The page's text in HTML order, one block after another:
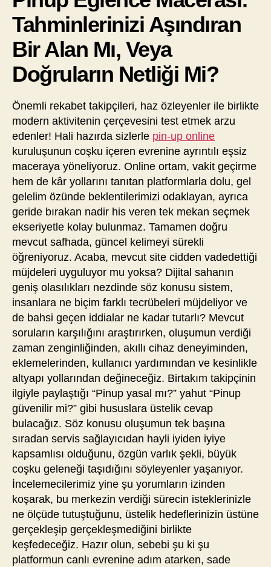
Aşındıran
Alan
Mı,
Veya
Doğruların
Netliği
へ
の
Tahminlerinizi Aşındıran
Bir Alan Mı, Veya
Doğruların Netliği Mi?
Önemli rekabet takipçileri, haz özleyenler ile birlikte
modern aktivitenin çerçevesini test etmek arzu
edenler! Hali hazırda sizlerle pin-up online
kuruluşunun coşku içeren evrenine ayrıntılı eşsiz
maceraya yöneliyoruz. Online ortam, vakit geçirme
hem de kâr yollarını tanıtan platformlarla dolu, gel
gelelim özünde beklentilerimizi odaklayan, ayrıca
geride bırakan nadir his veren tek mekan seçmek
ekseriyetle kolay bulunmaz. Tamamen doğru
mevcut safhada, güncel kelimeyi sürekli
öğreniyoruz. Acaba, mevcut site cidden vadedettiği
müjdeleri uyguluyor mu yoksa? Dijital sahanın
geniş olasılıkları nezdinde söz konusu sistem,
insanlara ne biçim farklı tecrübeleri müjdeliyor ve
de bahsi geçen iddialar ne kadar tutarlı? Mevcut
soruların karşılığını araştırırken, oluşumun verdiği
zaman zenginliğinden, akıllı cihaz deneyiminden,
eklemelerinden, kullanıcı yardımından ve kesinlikle
altyapı yollarından değineceğiz. Birtakım takipçinin
ilgiyle paylaştığı “Pinup yasal mı?” yahut “Pinup
güvenilir mi?” gibi hususlara üstelik cevap
bulacağız. Söz konusu oluşumun tek başına
sıradan servis sağlayıcıdan hayli iyiden iyiye
kapsamlısı olduğunu, özgün varlık şekli, büyük
coşku geleneği taşıdığını söyleyenler yaşanıyor.
İncelemecilerimiz yine şu yorumların izinden
koşarak, bu merkezin verdiği sürecin isteklerinizle
ne ölçüde tutuştuğunu, üstelik hedeflerinizin üstüne
gerçekleşip gerçekleşmediğini birlikte
keşfedeceğiz. Hazır olun, sebebi şu ki şu
platformun canlı evrenine adım atarken, sade